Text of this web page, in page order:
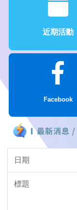
近期活動
Facebook